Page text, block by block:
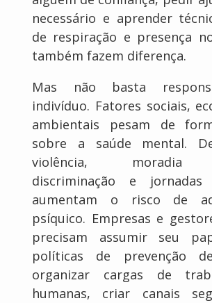
necessário e aprender
de respiração e presença
também fazem diferença.
Mas não basta
indivíduo. Fatores sociais,
ambientais pesam de
sobre a saúde mental.
violência, moradia
discriminação e jornadas
aumentam o risco de
psíquico. Empresas e
precisam assumir seu
políticas de prevenção
organizar cargas de
humanas, criar canais